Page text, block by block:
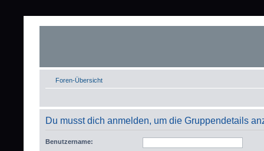
Foren-Übersicht
Du musst dich anmelden, um die Gruppendetails
Benutzername: